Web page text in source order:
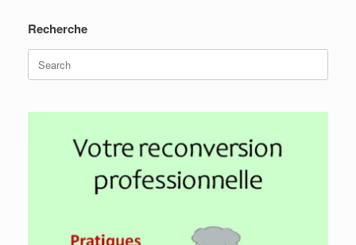
Recherche
Search
for: